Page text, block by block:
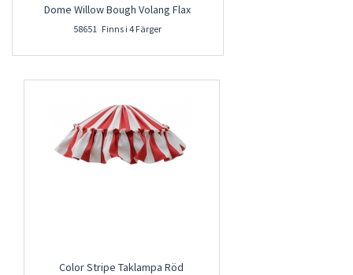
Dome Willow Bough Volang Flax
58651 Finns i 4 Färger
Color Stripe Taklampa Röd